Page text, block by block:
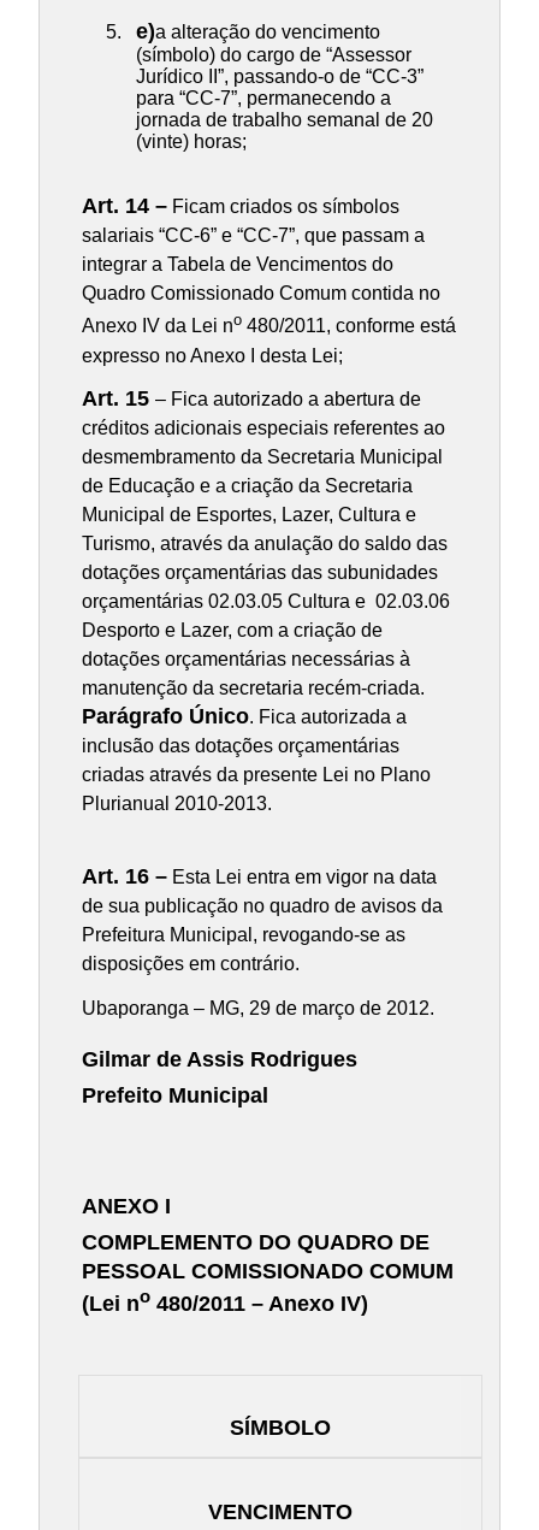
e)a alteração do vencimento
(símbolo) do cargo de “Assessor
Jurídico II”, passando-o de “CC-3”
para “CC-7”, permanecendo a
jornada de trabalho semanal de 20
(vinte) horas;
Art. 14 – Ficam criados os símbolos
salariais “CC-6” e “CC-7”, que passam a
integrar a Tabela de Vencimentos do
Quadro Comissionado Comum contida no
Anexo IV da Lei no 480/2011, conforme está
expresso no Anexo I desta Lei;
Art. 15– Fica autorizado a abertura de
créditos adicionais especiais referentes ao
desmembramento da Secretaria Municipal
de Educação e a criação da Secretaria
Municipal de Esportes, Lazer, Cultura e
Turismo, através da anulação do saldo das
dotações orçamentárias das subunidades
orçamentárias 02.03.05 Cultura e 02.03.06
Desporto e Lazer, com a criação de
dotações orçamentárias necessárias à
manutenção da secretaria recém-criada.
Parágrafo Único. Fica autorizada a
inclusão das dotações orçamentárias
criadas através da presente Lei no Plano
Plurianual 2010-2013.
Art. 16 – Esta Lei entra em vigor na data
de sua publicação no quadro de avisos da
Prefeitura Municipal, revogando-se as
disposições em contrário.
Ubaporanga – MG, 29 de março de 2012.
Gilmar de Assis Rodrigues
Prefeito Municipal
ANEXO I
COMPLEMENTO DO QUADRO DE
PESSOAL COMISSIONADO COMUM
(Lei no 480/2011 – Anexo IV)
SÍMBOLO
VENCIMENTO